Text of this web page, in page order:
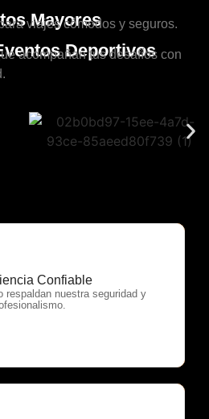
Mayores
viajes cómodos y seguros.
Deportivos
acompañan tus desafíos con
Confiable
respaldan nuestra seguridad y
Servicios